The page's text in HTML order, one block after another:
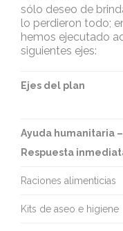
sólo deseo de
lo perdieron todo;
hemos ejecutado
siguientes ejes:
Ejes del plan
Ayuda humanitaria –
Respuesta
Raciones alimenticias
Kits de aseo e higiene